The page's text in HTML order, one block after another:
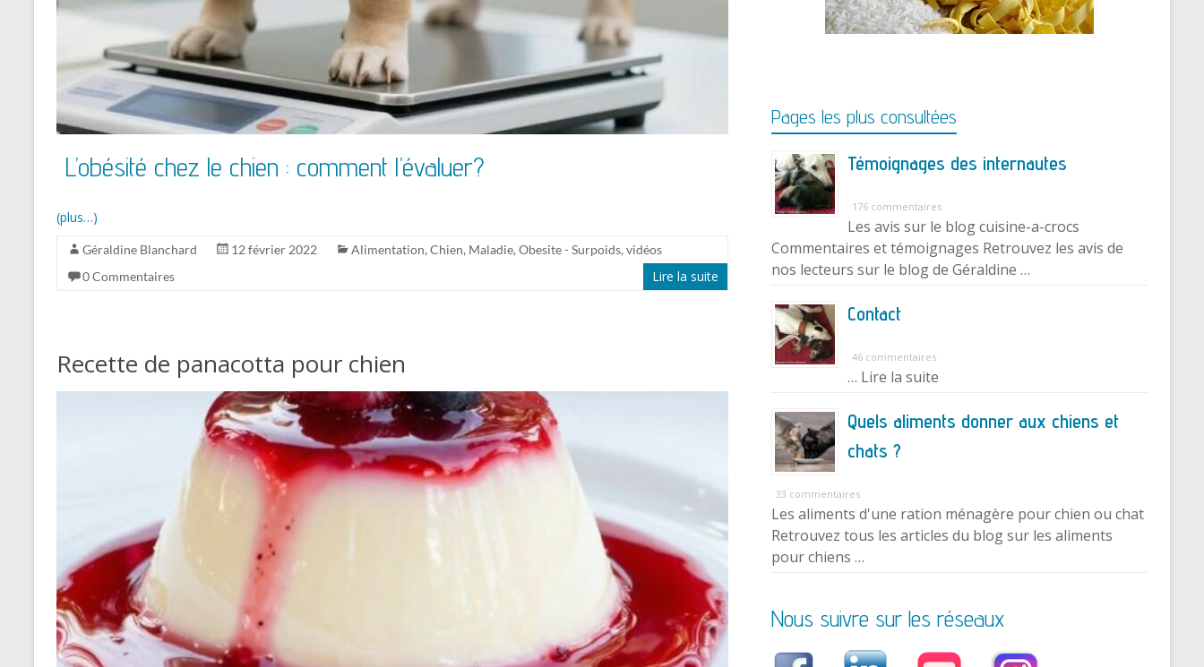
L’obésité chez le chien : comment l’évaluer?
(plus…)
Géraldine Blanchard 12 février 2022 Alimentation, Chien, Maladie, Obesite - Surpoids, vidéos
0 Commentaires
Lire la suite
Recette de panacotta pour chien
Pages les plus consultées
Témoignages des internautes
176 commentaires
Les avis sur le blog cuisine-a-crocs
Commentaires et témoignages Retrouvez les avis de
nos lecteurs sur le blog de Géraldine …
Contact
46 commentaires
… Lire la suite
Quels aliments donner aux chiens et
chats ?
33 commentaires
Les aliments d'une ration ménagère pour chien ou chat
Retrouvez tous les articles du blog sur les aliments
pour chiens …
Nous suivre sur les réseaux